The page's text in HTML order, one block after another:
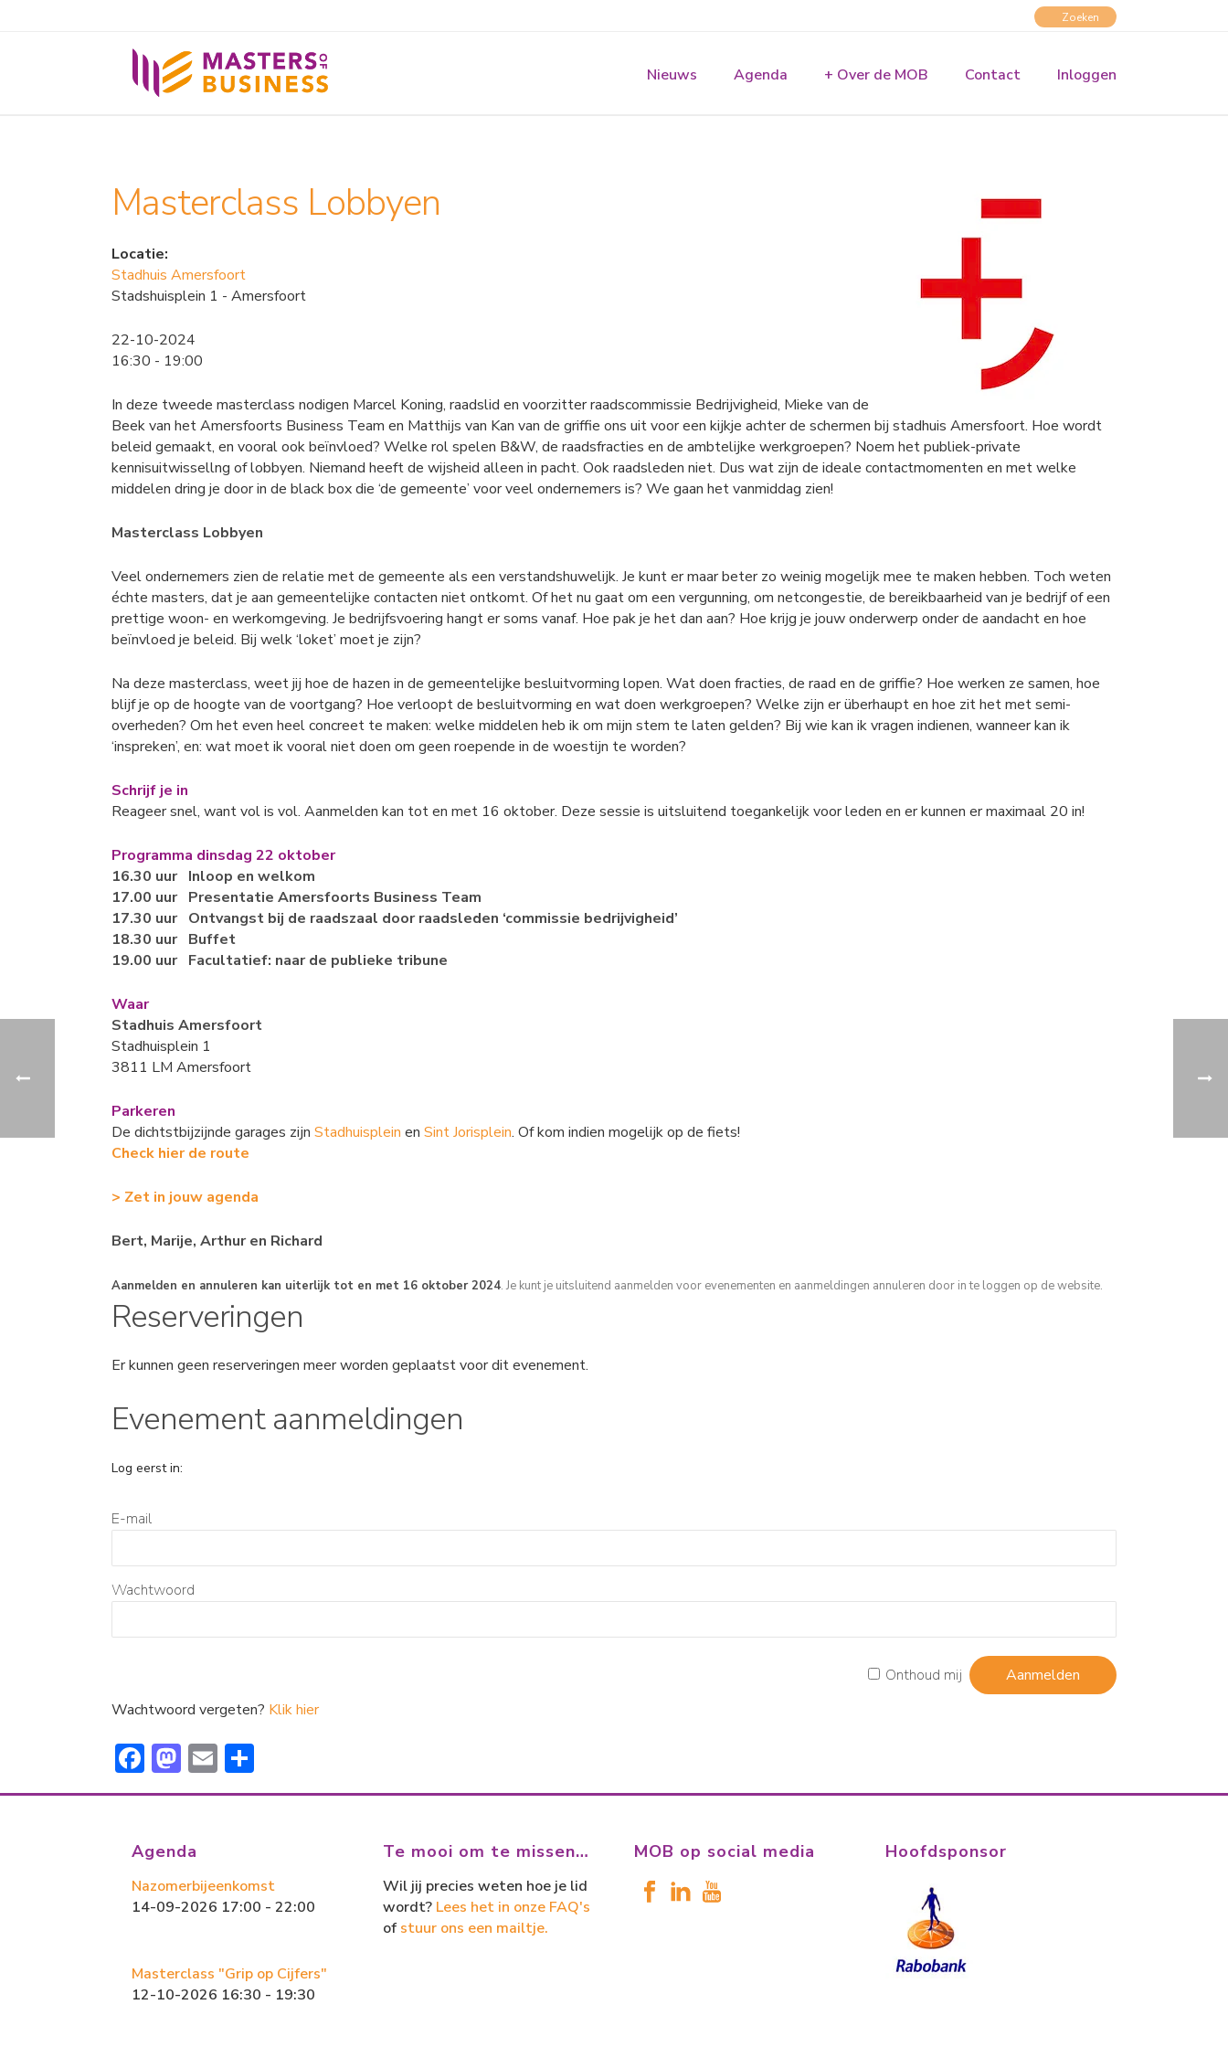
Nieuws Agenda + Over de MOB Contact Inloggen
Masterclass Lobbyen
Locatie:
Stadhuis Amersfoort
Stadshuisplein 1 - Amersfoort
22-10-2024
16:30 - 19:00
In deze tweede masterclass nodigen Marcel Koning, raadslid en voorzitter raadscommissie Bedrijvigheid, Mieke van de
Beek van het Amersfoorts Business Team en Matthijs van Kan van de griffie ons uit voor een kijkje achter de schermen bij stadhuis Amersfoort. Hoe wordt
beleid gemaakt, en vooral ook beïnvloed? Welke rol spelen B&W, de raadsfracties en de ambtelijke werkgroepen? Noem het publiek-private
kennisuitwissellng of lobbyen. Niemand heeft de wijsheid alleen in pacht. Ook raadsleden niet. Dus wat zijn de ideale contactmomenten en met welke
middelen dring je door in de black box die ‘de gemeente’ voor veel ondernemers is? We gaan het vanmiddag zien!
Masterclass Lobbyen
Veel ondernemers zien de relatie met de gemeente als een verstandshuwelijk. Je kunt er maar beter zo weinig mogelijk mee te maken hebben. Toch weten
échte masters, dat je aan gemeentelijke contacten niet ontkomt. Of het nu gaat om een vergunning, om netcongestie, de bereikbaarheid van je bedrijf of een
prettige woon- en werkomgeving. Je bedrijfsvoering hangt er soms vanaf. Hoe pak je het dan aan? Hoe krijg je jouw onderwerp onder de aandacht en hoe
beïnvloed je beleid. Bij welk ‘loket’ moet je zijn?
Na deze masterclass, weet jij hoe de hazen in de gemeentelijke besluitvorming lopen. Wat doen fracties, de raad en de griffie? Hoe werken ze samen, hoe
blijf je op de hoogte van de voortgang? Hoe verloopt de besluitvorming en wat doen werkgroepen? Welke zijn er überhaupt en hoe zit het met semi-
overheden? Om het even heel concreet te maken: welke middelen heb ik om mijn stem te laten gelden? Bij wie kan ik vragen indienen, wanneer kan ik
‘inspreken’, en: wat moet ik vooral niet doen om geen roepende in de woestijn te worden?
Schrijf je in
Reageer snel, want vol is vol. Aanmelden kan tot en met 16 oktober. Deze sessie is uitsluitend toegankelijk voor leden en er kunnen er maximaal 20 in!
Programma dinsdag 22 oktober
16.30 uur Inloop en welkom
17.00 uur Presentatie Amersfoorts Business Team
17.30 uur Ontvangst bij de raadszaal door raadsleden ‘commissie bedrijvigheid’
18.30 uur Buffet
19.00 uur Facultatief: naar de publieke tribune
Waar
Stadhuis Amersfoort
Stadhuisplein 1
3811 LM Amersfoort
Parkeren
De dichtstbijzijnde garages zijn Stadhuisplein en Sint Jorisplein. Of kom indien mogelijk op de fiets!
Check hier de route
> Zet in jouw agenda
Bert, Marije, Arthur en Richard
Aanmelden en annuleren kan uiterlijk tot en met 16 oktober 2024. Je kunt je uitsluitend aanmelden voor evenementen en aanmeldingen annuleren door in te loggen op de website.
Reserveringen
Er kunnen geen reserveringen meer worden geplaatst voor dit evenement.
Evenement aanmeldingen
Log eerst in:
E-mail
Wachtwoord
Onthoud mij
Wachtwoord vergeten? Klik hier
F
ac
b
o
ok
M
a
o
d
o
E
m el
Agenda
Nazomerbijeenkomst
14-09-2026 17:00 - 22:00
Masterclass "Grip op Cijfers"
12-10-2026 16:30 - 19:30
Te mooi om te missen…
Wil jij precies weten hoe je lid
wordt? Lees het in onze FAQ's
of stuur ons een mailtje.
MOB op social media Hoofdsponsor